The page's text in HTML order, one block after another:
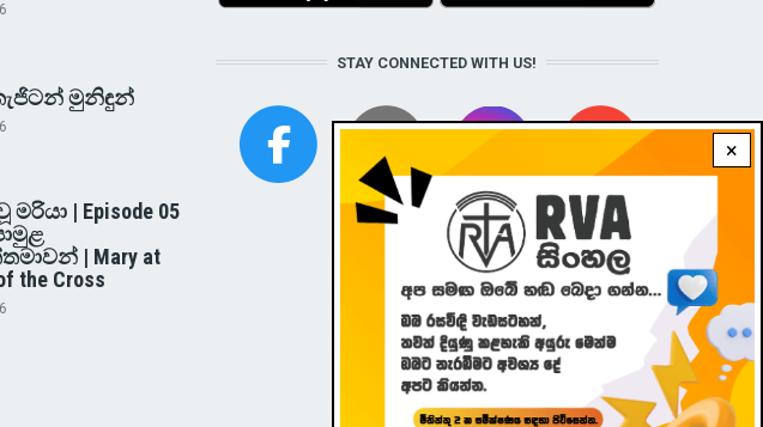
×
මුනිඳුන්
| Episode 05
| Mary at
the Cross
STAY CONNECTED WITH US!